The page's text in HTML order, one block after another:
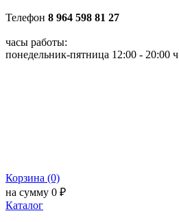
Телефон 8 964 598 81 27
часы работы:
понедельник-пятница 12:00 - 20:00 ч
Корзина (0)
на сумму 0 ₽
Каталог